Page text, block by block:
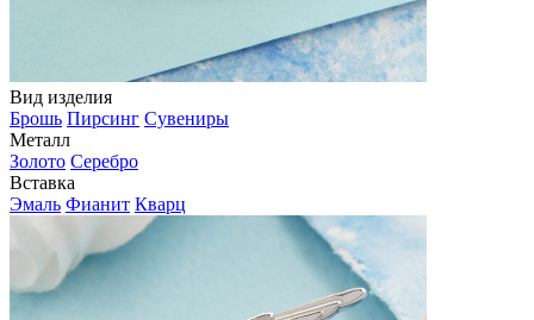
Вид изделия
Брошь Пирсинг Сувениры
Металл
Золото Серебро
Вставка
Эмаль Фианит Кварц